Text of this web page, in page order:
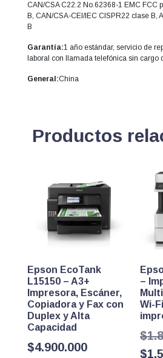
CAN/CSA C22.2 No.62368-1 EMC FCC
B, CAN/CSA-CEI/IEC CISPR22 clase B,
B
Garantía:1 año estándar, servicio de
laboral con llamada telefónica sin cargo
General:China
Productos
Epson EcoTank
L15150 – A3+
Impresora, Escáner,
Copiadora y Fax con
Duplex y Alta
Capacidad
$4.900.000
–
Wi-
$
$